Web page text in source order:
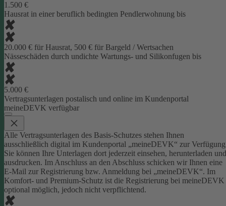
1.500 €
Hausrat in einer beruflich bedingten Pendlerwohnung bis
20.000 € für Hausrat, 500 € für Bargeld / Wertsachen
Nässeschäden durch undichte Wartungs- und Silikonfugen bis
5.000 €
Vertragsunterlagen postalisch und online im Kundenportal
meineDEVK verfügbar
Alle Vertragsunterlagen des Basis-Schutzes stehen Ihnen
ausschließlich digital im Kundenportal „meineDEVK“ zur
Sie können Ihre Unterlagen dort jederzeit einsehen, herunterladen und
ausdrucken. Im Anschluss an den Abschluss schicken wir Ihnen eine
E-Mail zur Registrierung bzw. Anmeldung bei „meineDEVK“. Im
Komfort- und Premium-Schutz ist die Registrierung bei meineDEVK
optional möglich, jedoch nicht verpflichtend.